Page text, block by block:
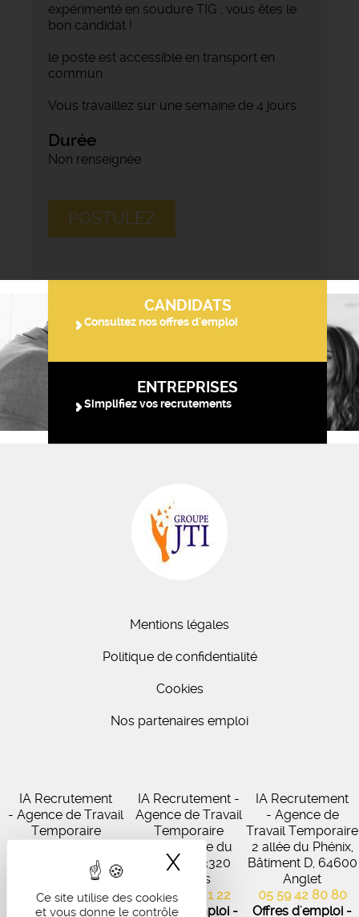
Ce site utilise des cookies
et vous donne le contrôle
X Masquer le
expérimenté en soudure TIG , vous êtes le
bon candidat !
le poste est accessible en transport en
commun
Vous travaillez sur une semaine de 4 jours
Durée
Non renseignée
POSTULEZ
CANDIDATS
Consultez nos offres d'emploi
ENTREPRISES
Simplifiez vos recrutements
Mentions légales
Politique de confidentialité
Cookies
Nos partenaires emploi
IA Recrutement
- Agence de Travail
Temporaire
Virecourt, 33370
Artigues-près-
Bordeaux
05 56 67 48 57
IA Recrutement -
Agence de Travail
Temporaire
102 Avenue du
Médoc, 33320
Eysines
05 56 45 21 22
Offres d'emploi -
IA Recrutement
- Agence de
Travail Temporaire
2 allée du Phénix,
Bâtiment D, 64600
Anglet
05 59 42 80 80
Offres d'emploi -